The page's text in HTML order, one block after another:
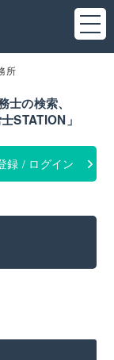
所
の検索、
STATION」
録 / ログイン